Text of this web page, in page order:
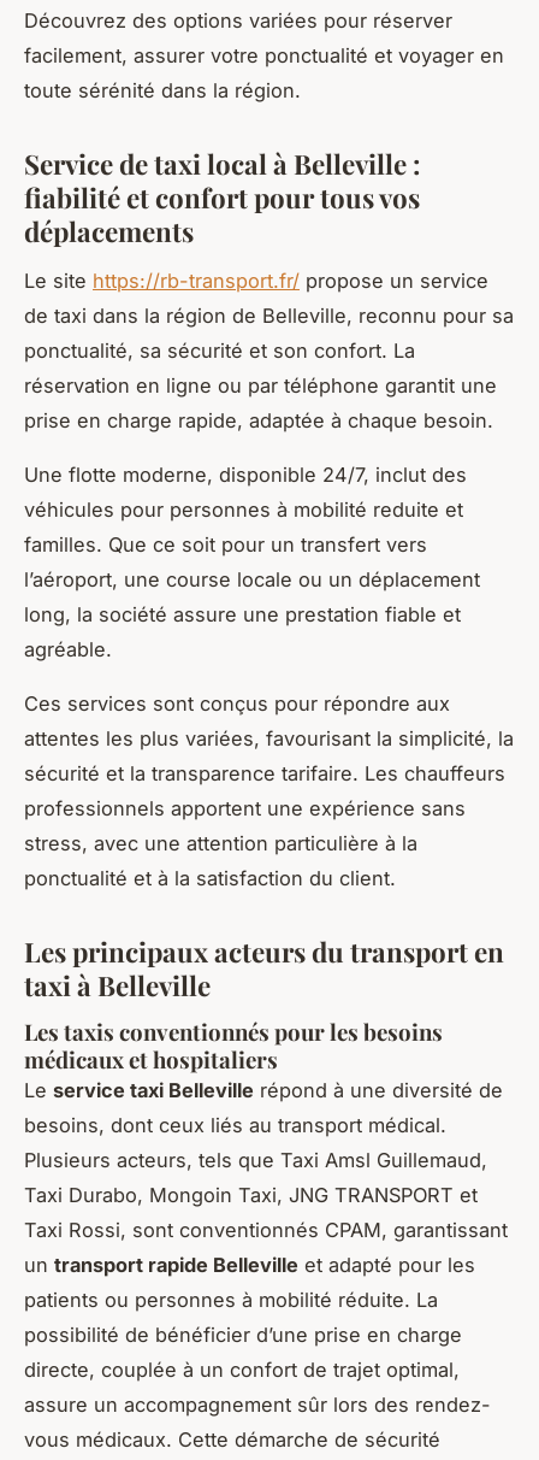
Découvrez des options variées pour réserver
facilement, assurer votre ponctualité et voyager en
toute sérénité dans la région.
Service de taxi local à Belleville :
fiabilité et confort pour tous vos
déplacements
Le site https://rb-transport.fr/ propose un service
de taxi dans la région de Belleville, reconnu pour sa
ponctualité, sa sécurité et son confort. La
réservation en ligne ou par téléphone garantit une
prise en charge rapide, adaptée à chaque besoin.
Une flotte moderne, disponible 24/7, inclut des
véhicules pour personnes à mobilité reduite et
familles. Que ce soit pour un transfert vers
l’aéroport, une course locale ou un déplacement
long, la société assure une prestation fiable et
agréable.
Ces services sont conçus pour répondre aux
attentes les plus variées, favourisant la simplicité, la
sécurité et la transparence tarifaire. Les chauffeurs
professionnels apportent une expérience sans
stress, avec une attention particulière à la
ponctualité et à la satisfaction du client.
Les principaux acteurs du transport en
taxi à Belleville
Les taxis conventionnés pour les besoins
médicaux et hospitaliers
Le service taxi Belleville répond à une diversité de
besoins, dont ceux liés au transport médical.
Plusieurs acteurs, tels que Taxi Amsl Guillemaud,
Taxi Durabo, Mongoin Taxi, JNG TRANSPORT et
Taxi Rossi, sont conventionnés CPAM, garantissant
un transport rapide Belleville et adapté pour les
patients ou personnes à mobilité réduite. La
possibilité de bénéficier d’une prise en charge
directe, couplée à un confort de trajet optimal,
assure un accompagnement sûr lors des rendez-
vous médicaux. Cette démarche de sécurité